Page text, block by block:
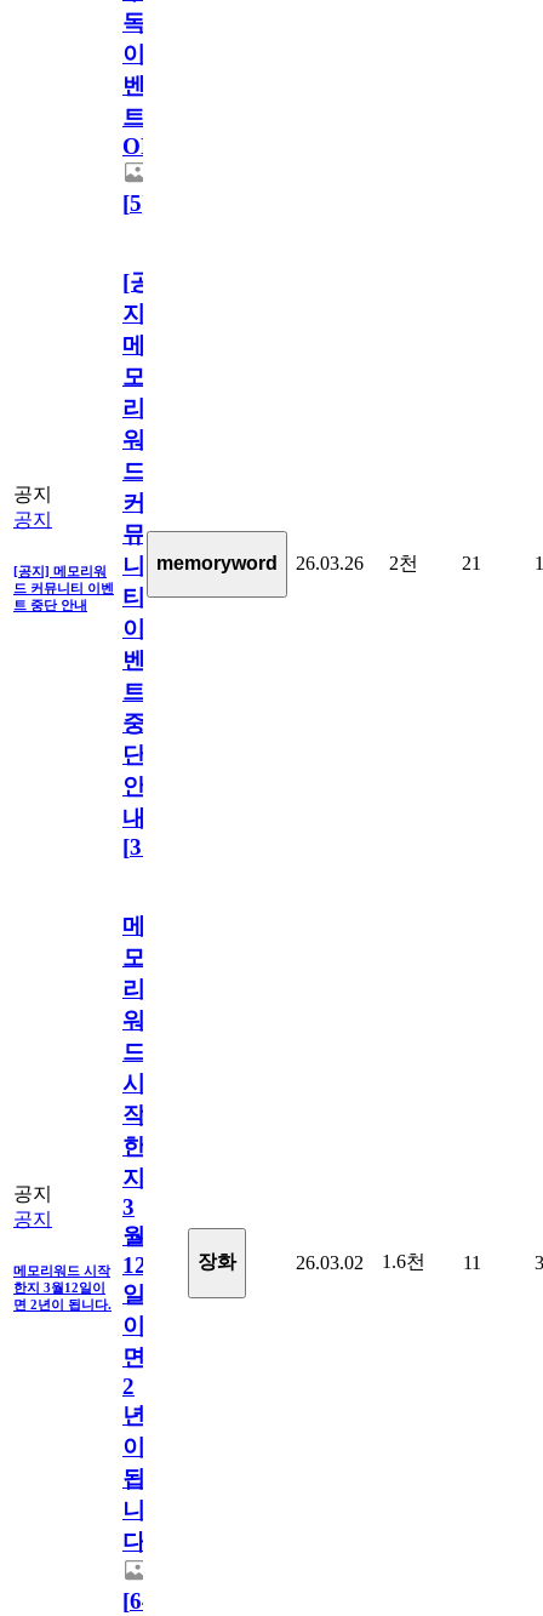
독
이
벤
트
OPEN!
[5]
공지
공지
[공지] 메모리워
드 커뮤니티 이벤
트 중단 안내
[공
지]
메
모
리
워
드
커
뮤
니
티
이
벤
트
중
단
안
내
[31
memoryword 26.03.26 2천 21 1
공지
공지
메모리워드 시작
한지 3월12일이
면 2년이 됩니다.
메
모
리
워
드
시
작
한
지
3
월
12
일
이
면
2
년
이
됩
니
다.
[64
장화 26.03.02 1.6천 11 3